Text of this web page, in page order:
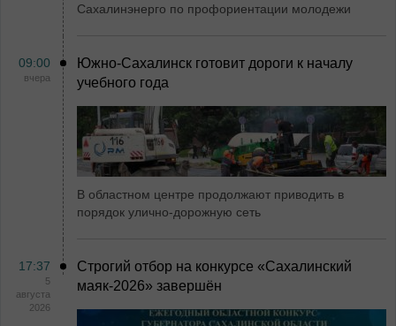
Сахалинэнерго по профориентации молодежи
09:00
вчера
Южно-Сахалинск готовит дороги к началу
учебного года
В областном центре продолжают приводить в
порядок улично-дорожную сеть
17:37
5
августа
2026
Строгий отбор на конкурсе «Сахалинский
маяк‑2026» завершён